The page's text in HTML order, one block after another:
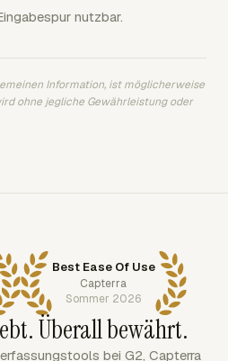
nutzbar.
Information, ist möglicherweise
ohne jegliche Gewährleistung oder
Best Ease Of Use
Capterra
Sommer 2026
Überall bewährt.
bei G2, Capterra